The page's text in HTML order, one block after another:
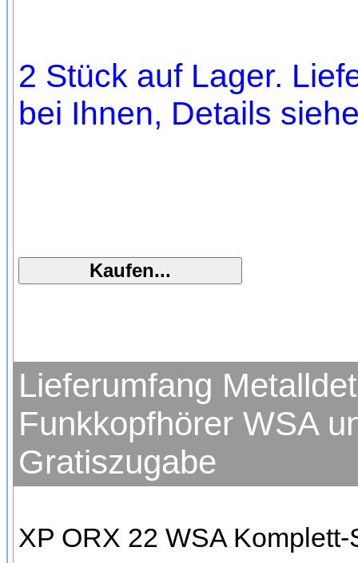
2 Stück auf Lager.
bei Ihnen, Details
Lieferumfang
Funkkopfhörer WSA
Gratiszugabe
XP ORX 22 WSA